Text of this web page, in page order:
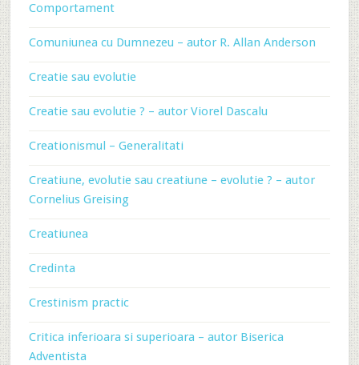
Comportament
Comuniunea cu Dumnezeu – autor R. Allan Anderson
Creatie sau evolutie
Creatie sau evolutie ? – autor Viorel Dascalu
Creationismul – Generalitati
Creatiune, evolutie sau creatiune – evolutie ? – autor
Cornelius Greising
Creatiunea
Credinta
Crestinism practic
Critica inferioara si superioara – autor Biserica
Adventista